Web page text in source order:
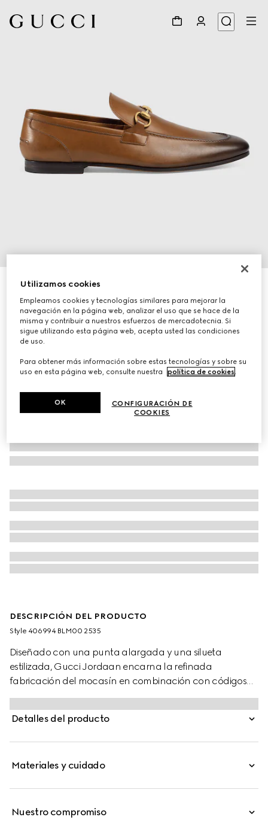
Mocasín Gucci Jordaan para hombre
MXN 22,700
Variacionespiel café
DESCRIPCIÓN DEL PRODUCTO
Style ‎406994 BLM00 2535
Diseñado con una punta alargada y una silueta
estilizada, Gucci Jordaan encarna la refinada
fabricación del mocasín en combinación con códigos
distintivos de la Firma.
Detalles del producto
Materiales y cuidado
Nuestro compromiso
Utilizamos cookies
Empleamos cookies y tecnologías similares para mejorar la
navegación en la página web, analizar el uso que se hace de la
misma y contribuir a nuestros esfuerzos de mercadotecnia. Si
sigue utilizando esta página web, acepta usted las condiciones
de uso.
Para obtener más información sobre estas tecnologías y sobre su
uso en esta página web, consulte nuestra
política de cookies.
CONFIGURACIÓN DE
COOKIES
OK